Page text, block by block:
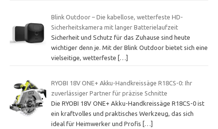
Blink Outdoor – Die kabellose, wetterfeste HD-
Sicherheitskamera mit langer Batterielaufzeit
Sicherheit und Schutz für das Zuhause sind heute
wichtiger denn je. Mit der Blink Outdoor bietet sich eine
vielseitige, wetterfeste
[…]
RYOBI 18V ONE+ Akku-Handkreissäge R18CS-0: Ihr
zuverlässiger Partner für präzise Schnitte
Die RYOBI 18V ONE+ Akku-Handkreissäge R18CS-0 ist
ein kraftvolles und praktisches Werkzeug, das sich
ideal für Heimwerker und Profis
[…]